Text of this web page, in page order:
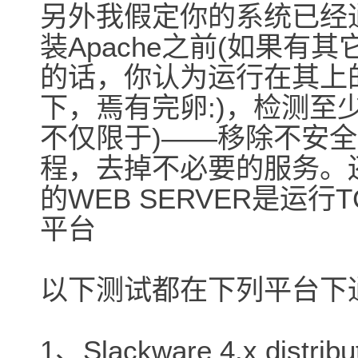
另外我假定你的系统已
装Apache之前(如果有其
的话，你认为运行在其
下，焉有完卵:)，检测至
不仅限于)――移除不安全
程，去掉不必要的服务。
的WEB SERVER是运行
平台
以下测试都在下列平台下
1、Slackware 4.x